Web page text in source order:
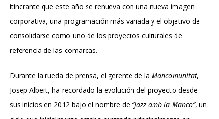
itinerante que este año se renueva con una nueva imagen
corporativa, una programación más variada y el objetivo de
consolidarse como uno de los proyectos culturales de
referencia de las comarcas.
Durante la rueda de prensa, el gerente de laMancomunitat,
Josep Albert, ha recordado la evolución del proyecto desde
sus inicios en 2012 bajo el nombre de “Jazz amb la Manco”, un